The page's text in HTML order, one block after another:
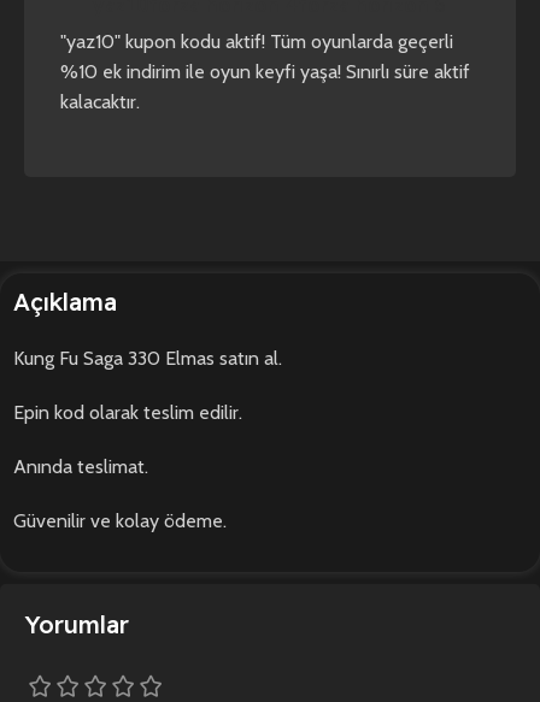
"yaz10" kupon kodu aktif! Tüm oyunlarda geçerli
%10 ek indirim ile oyun keyfi yaşa! Sınırlı süre aktif
kalacaktır.
Açıklama
Kung Fu Saga 330 Elmas satın al.
Epin kod olarak teslim edilir.
Anında teslimat.
Güvenilir ve kolay ödeme.
Yorumlar